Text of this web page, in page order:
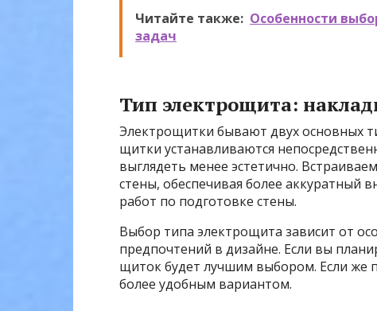
Читайте также: Особенности
задач
Тип электрощита:
Электрощитки бывают двух основных
щитки устанавливаются
выглядеть менее эстетично.
стены, обеспечивая более
работ по подготовке стены.
Выбор типа электрощита зависит от
предпочтений в дизайне. Если вы
щиток будет лучшим выбором. Если же
более удобным вариантом.